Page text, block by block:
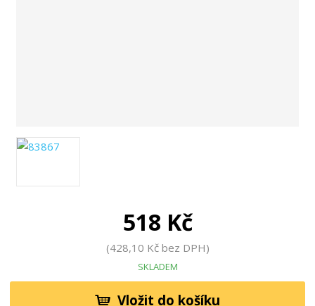
518 Kč
428,10 Kč bez DPH
SKLADEM
Vložit do košíku